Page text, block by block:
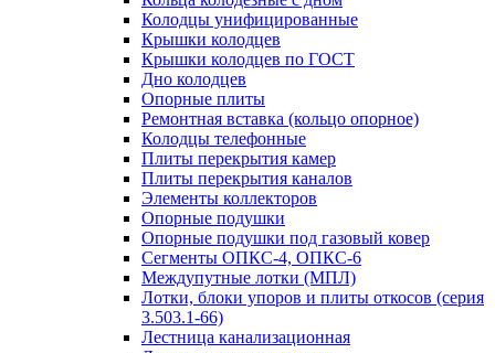
Колодцы унифицированные
Крышки колодцев
Крышки колодцев по ГОСТ
Дно колодцев
Опорные плиты
Ремонтная вставка (кольцо опорное)
Колодцы телефонные
Плиты перекрытия камер
Плиты перекрытия каналов
Элементы коллекторов
Опорные подушки
Опорные подушки под газовый ковер
Сегменты ОПКС-4, ОПКС-6
Междупутные лотки (МПЛ)
Лотки, блоки упоров и плиты откосов (серия
3.503.1-66)
Лестница канализационная